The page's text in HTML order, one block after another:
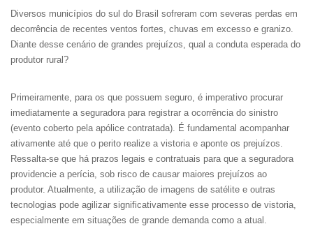
Diversos municípios do sul do Brasil sofreram com severas perdas em
decorrência de recentes ventos fortes, chuvas em excesso e granizo.
Diante desse cenário de grandes prejuízos, qual a conduta esperada do
produtor rural?
Primeiramente, para os que possuem seguro, é imperativo procurar
imediatamente a seguradora para registrar a ocorrência do sinistro
(evento coberto pela apólice contratada). É fundamental acompanhar
ativamente até que o perito realize a vistoria e aponte os prejuízos.
Ressalta-se que há prazos legais e contratuais para que a seguradora
providencie a perícia, sob risco de causar maiores prejuízos ao
produtor. Atualmente, a utilização de imagens de satélite e outras
tecnologias pode agilizar significativamente esse processo de vistoria,
especialmente em situações de grande demanda como a atual.